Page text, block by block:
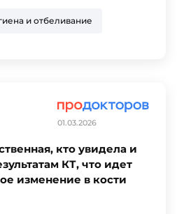
и отбеливание
01.03.2026
кто увидела и
КТ, что идет
изменение в кости